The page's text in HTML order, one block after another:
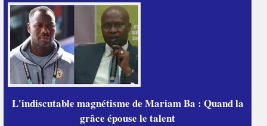
L'indiscutable magnétisme de Mariam Ba : Quand la
grâce épouse le talent